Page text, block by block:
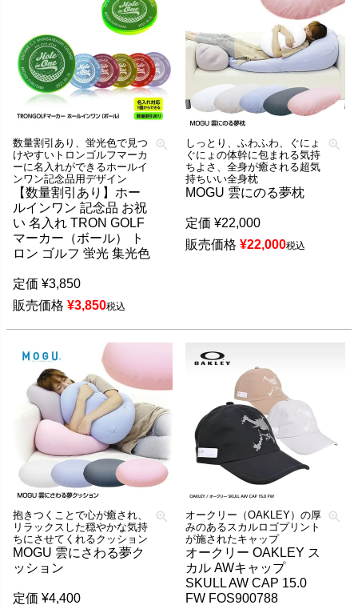
数量割引あり、蛍光色で見つ
けやすいトロンゴルフマーカ
ーに名入れができるホールイ
ンワン記念品用デザイン
【数量割引あり】ホー
ルインワン 記念品 お祝
い 名入れ TRON GOLF
マーカー（ボール） ト
ロン ゴルフ 蛍光 集光色
定価 ¥3,850
販売価格 ¥3,850税込
しっとり、ふわふわ、ぐにょ
ぐにょの体幹に包まれる気持
ちよさ、全身が癒される超気
持ちいい全身枕
MOGU 雲にのる夢枕
定価 ¥22,000
販売価格 ¥22,000税込
抱きつくことで心が癒され、
リラックスした穏やかな気持
ちにさせてくれるクッション
MOGU 雲にさわる夢ク
ッション
定価 ¥4,400
オークリー（OAKLEY）の厚
みのあるスカルロゴプリント
が施されたキャップ
オークリー OAKLEY ス
カル AWキャップ
SKULL AW CAP 15.0
FW FOS900788